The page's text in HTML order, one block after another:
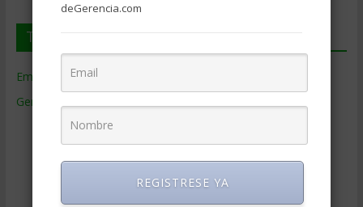
Temas de Gerencia
Empresas de Gerencia
Gerencia
Ciencias Económicas
Contabilidad(466)
Estrategia Empresarial
deGerencia.com
REGISTRESE YA